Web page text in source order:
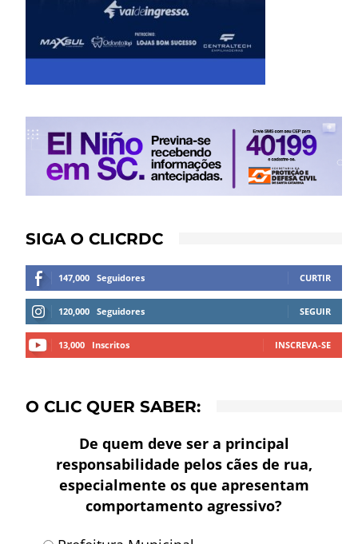
SIGA O CLICRDC
147,000 Seguidores CURTIR
120,000 Seguidores SEGUIR
13,000 Inscritos INSCREVA-SE
O CLIC QUER SABER:
De quem deve ser a principal
responsabilidade pelos cães de rua,
especialmente os que apresentam
comportamento agressivo?